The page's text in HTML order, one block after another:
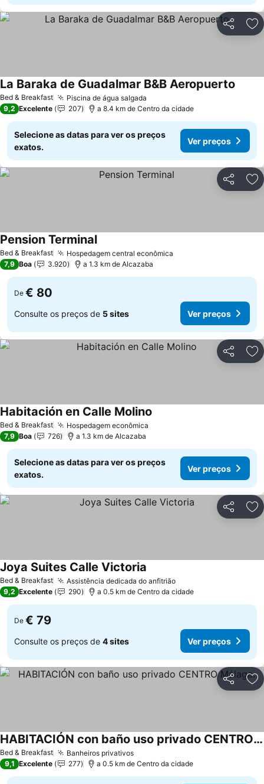
Partilhar
Bed & Breakfast Piscina de água salgada
La Baraka de Guadalmar B&B Aeropuerto
9,2 Excelente 207 a 8.4 km de Centro da cidade
Selecione as datas para ver os preços
exatos.
Ver preços
Partilhar
Bed & Breakfast Hospedagem central econômica
Pension Terminal
7,9 Boa 3.920 a 1.3 km de Alcazaba
De € 80
Consulte os preços de 5 sites Ver preços
Partilhar
Bed & Breakfast Hospedagem econômica
Habitación en Calle Molino
7,9 Boa 726 a 1.3 km de Alcazaba
Selecione as datas para ver os preços
exatos.
Ver preços
Partilhar
Bed & Breakfast Assistência dedicada do anfitrião
Joya Suites Calle Victoria
9,2 Excelente 290 a 0.5 km de Centro da cidade
De € 79
Consulte os preços de 4 sites Ver preços
Partilhar
Bed & Breakfast Banheiros privativos
HABITACIÓN con baño uso privado CENTRO Málaga.
9,1 Excelente 277 a 0.5 km de Centro da cidade